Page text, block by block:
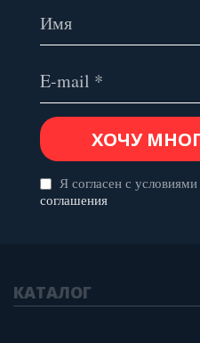
Я согласен с условиями
соглашения
КАТАЛОГ